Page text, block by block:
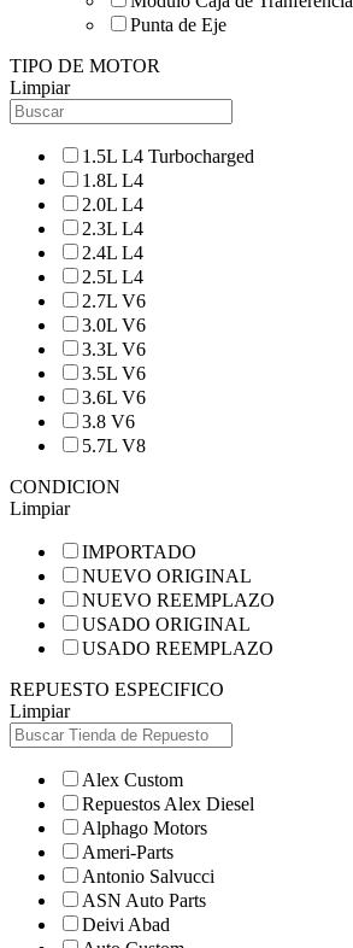
Punta de Eje
TIPO DE MOTOR
Limpiar
1.5L L4 Turbocharged
1.8L L4
2.0L L4
2.3L L4
2.4L L4
2.5L L4
2.7L V6
3.0L V6
3.3L V6
3.5L V6
3.6L V6
3.8 V6
5.7L V8
CONDICION
Limpiar
IMPORTADO
NUEVO ORIGINAL
NUEVO REEMPLAZO
USADO ORIGINAL
USADO REEMPLAZO
REPUESTO ESPECIFICO
Limpiar
Alex Custom
Repuestos Alex Diesel
Alphago Motors
Ameri-Parts
Antonio Salvucci
ASN Auto Parts
Deivi Abad